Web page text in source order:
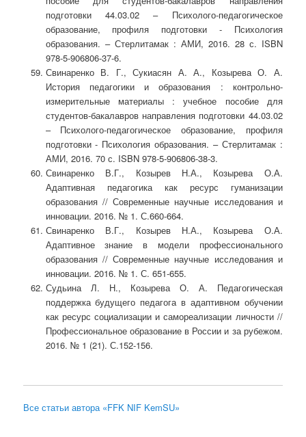
подготовки 44.03.02 – Психолого-педагогическое
образование, профиля подготовки - Психология
образования. – Стерлитамак : АМИ, 2016. 28 с. ISBN
978-5-906806-37-6.
Свинаренко В. Г., Сукиасян А. А., Козырева О. А.
История педагогики и образования : контрольно-
измерительные материалы : учебное пособие для
студентов-бакалавров направления подготовки 44.03.02
– Психолого-педагогическое образование, профиля
подготовки - Психология образования. – Стерлитамак :
АМИ, 2016. 70 с. ISBN 978-5-906806-38-3.
Свинаренко В.Г., Козырев Н.А., Козырева О.А.
Адаптивная педагогика как ресурс гуманизации
образования // Современные научные исследования и
инновации. 2016. № 1. С.660-664.
Свинаренко В.Г., Козырев Н.А., Козырева О.А.
Адаптивное знание в модели профессионального
образования // Современные научные исследования и
инновации. 2016. № 1. С. 651-655.
Судьина Л. Н., Козырева О. А. Педагогическая
поддержка будущего педагога в адаптивном обучении
как ресурс социализации и самореализации личности //
Профессиональное образование в России и за рубежом.
2016. № 1 (21). С.152-156.
Все статьи автора «FFK NIF KemSU»